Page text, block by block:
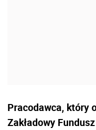
Pracodawca, który
Zakładowy